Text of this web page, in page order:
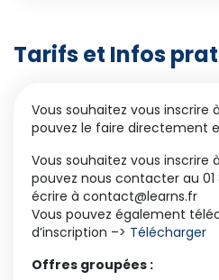
Tarifs et Infos
Vous souhaitez vous inscrire
pouvez le faire directement
Vous souhaitez vous inscrire
pouvez nous contacter au 01
écrire à contact@learns.fr
Vous pouvez également
d’inscription –> Télécharger
Offres groupées :